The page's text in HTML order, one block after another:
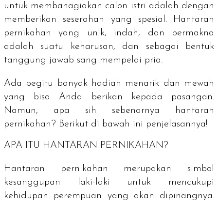
untuk membahagiakan calon istri adalah dengan
memberikan seserahan yang spesial. Hantaran
pernikahan yang unik, indah, dan bermakna
adalah suatu keharusan, dan sebagai bentuk
tanggung jawab sang mempelai pria.
Ada begitu banyak hadiah menarik dan mewah
yang bisa Anda berikan kepada pasangan.
Namun, apa sih sebenarnya hantaran
pernikahan? Berikut di bawah ini penjelasannya!
APA ITU HANTARAN PERNIKAHAN?
Hantaran pernikahan merupakan simbol
kesanggupan laki-laki untuk mencukupi
kehidupan perempuan yang akan dipinangnya.